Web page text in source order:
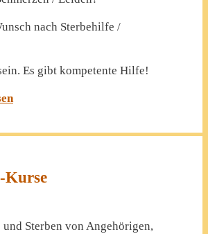
nach Sterbehilfe /
Es gibt kompetente Hilfe!
Kurse
und Sterben von Angehörigen,